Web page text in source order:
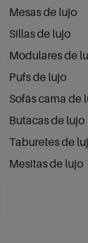
Mesas de lujo
Sillas de lujo
Modulares de
Pufs de lujo
Sofás cama de
Butacas de lujo
Taburetes de
Mesitas de lujo